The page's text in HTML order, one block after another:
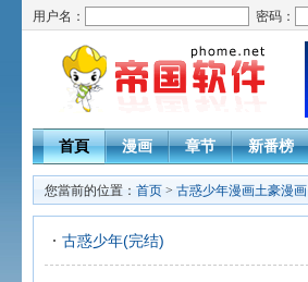
用户名： 密码：
首頁 漫画 章节 新番榜
您當前的位置： 首页 > 古惑少年漫画土豪漫画
古惑少年(完结)